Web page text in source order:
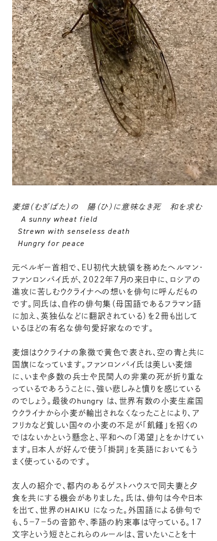
麦畑（むぎばた）の 陽（ひ）に意味なき死 和を求む
A sunny wheat field
Strewn with senseless death
Hungry for peace
元ベルギー首相で、ＥＵ初代大統領を務めたヘルマン・
ファンロンパイ氏が、２０２２年７月の来日中に、ロシアの
進攻に苦しむウクライナへの想いを俳句に呼んだもの
です。同氏は、自作の俳句集（母国語であるフラマン語
に加え、英独仏などに翻訳されている）を２冊も出して
いるほどの有名な俳句愛好家なのです。
麦畑はウクライナの象徴で黄色で表され、空の青と共に
国旗になっています。ファンロンパイ氏は美しい麦畑
に、いまや多数の兵士や民間人の非業の死が折り重な
っているであろうことに、強い悲しみと憤りを感じている
のでしょう。最後のhungry は、世界有数の小麦生産国
ウクライナから小麦が輸出されなくなったことにより、ア
フリカなど貧しい国々の小麦の不足が「飢饉」を招くの
ではないかという懸念と、平和への「渇望」とをかけてい
ます。日本人が好んで使う「掛詞」を英語においてもう
まく使っているのです。
友人の紹介で、都内のあるゲストハウスで同夫妻と夕
食を共にする機会がありました。氏は、俳句は今や日本
を出て、世界のHAIKU になった。外国語による俳句で
も、５－７－５の音節や、季語の約束事は守っている。１７
文字という短さとこれらのルールは、言いたいことを十